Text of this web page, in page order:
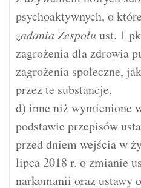
psychoaktywnych, o
zadania Zespołuust. 1
zagrożenia dla zdrowia
zagrożenia społeczne,
przez te substancje,
d) inne niż wymienione
podstawie przepisów
przed dniem wejścia w
lipca 2018 r. o zmianie
narkomanii oraz ustawy